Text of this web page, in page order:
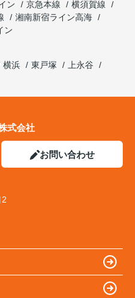
ン 京急本線
横須賀線
湘南新宿ライン高海
ン
横浜 東戸塚
上永谷
式会社
お問い合わせ